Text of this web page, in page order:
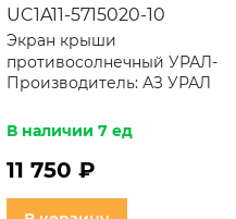
UC1A11-5715020-10
Экран крыши
противосолнечный УРАЛ-
NEXT
Производитель: АЗ УРАЛ
В наличии 7 ед
11 750 ₽